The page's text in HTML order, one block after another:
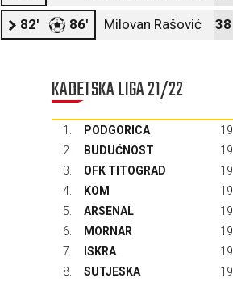
82' 86' Milovan Rašović 38
KADETSKA LIGA 21/22
1. PODGORICA 19
2.
BUDUĆNOST 19
3.
OFK TITOGRAD 19
4.
KOM 19
5.
ARSENAL 19
6.
MORNAR 19
7.
ISKRA 19
8.
SUTJESKA 19